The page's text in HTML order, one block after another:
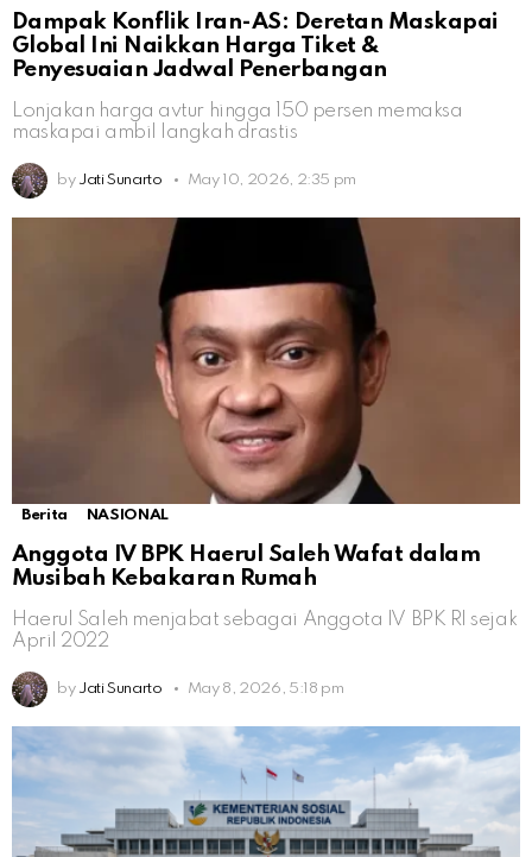
Dampak Konflik Iran-AS: Deretan Maskapai
Global Ini Naikkan Harga Tiket &
Penyesuaian Jadwal Penerbangan
Lonjakan harga avtur hingga 150 persen memaksa
maskapai ambil langkah drastis
by Jati Sunarto May 10, 2026, 2:35 pm
Berita NASIONAL
Anggota IV BPK Haerul Saleh Wafat dalam
Musibah Kebakaran Rumah
Haerul Saleh menjabat sebagai Anggota IV BPK RI sejak
April 2022
by Jati Sunarto May 8, 2026, 5:18 pm